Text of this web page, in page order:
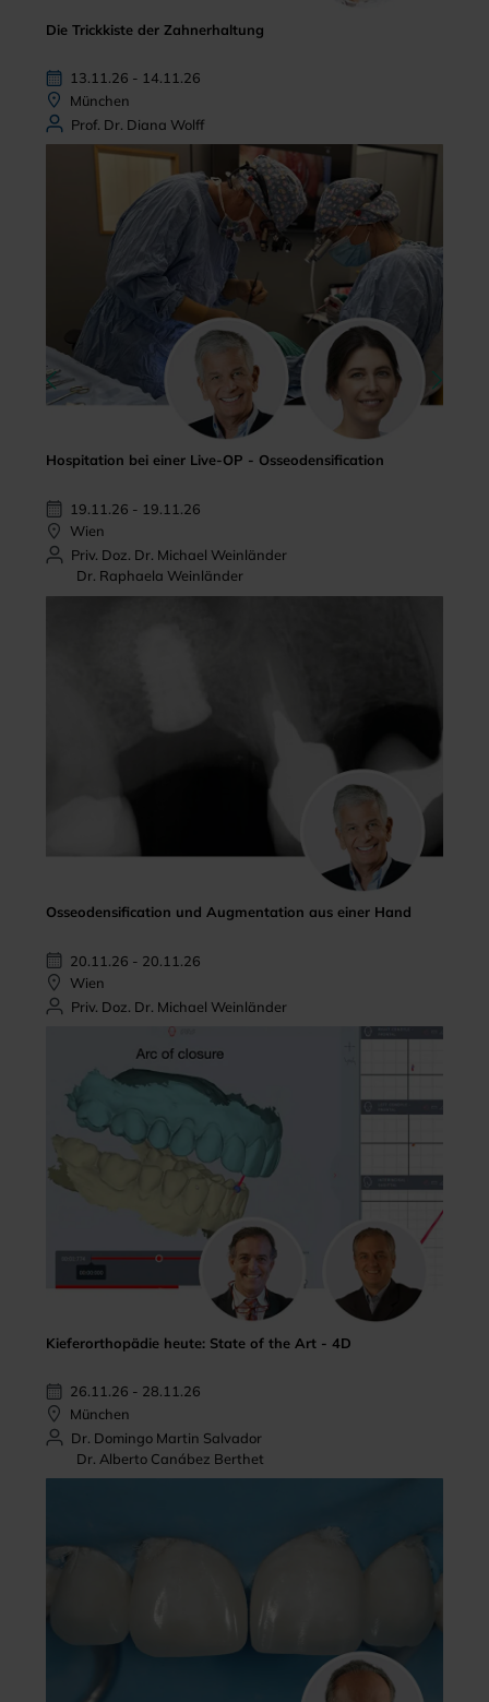
Die Trickkiste der Zahnerhaltung
13.11.26 - 14.11.26
München
Prof. Dr. Diana Wolff
Hospitation bei einer Live-OP - Osseodensification
19.11.26 - 19.11.26
Wien
Priv. Doz. Dr. Michael Weinländer
Dr. Raphaela Weinländer
Osseodensification und Augmentation aus einer Hand
20.11.26 - 20.11.26
Wien
Priv. Doz. Dr. Michael Weinländer
Kieferorthopädie heute: State of the Art - 4D
26.11.26 - 28.11.26
München
Dr. Domingo Martin Salvador
Dr. Alberto Canábez Berthet